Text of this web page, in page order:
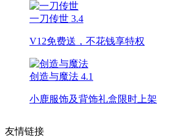
一刀传世 3.4
V12免费送，不花钱享特权
创造与魔法 4.1
小鹿服饰及背饰礼盒限时上架
友情链接